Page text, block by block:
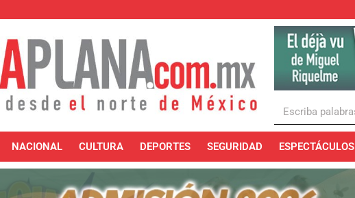
NACIONAL CULTURA DEPORTES SEGURIDAD ESPECTÁCULOS